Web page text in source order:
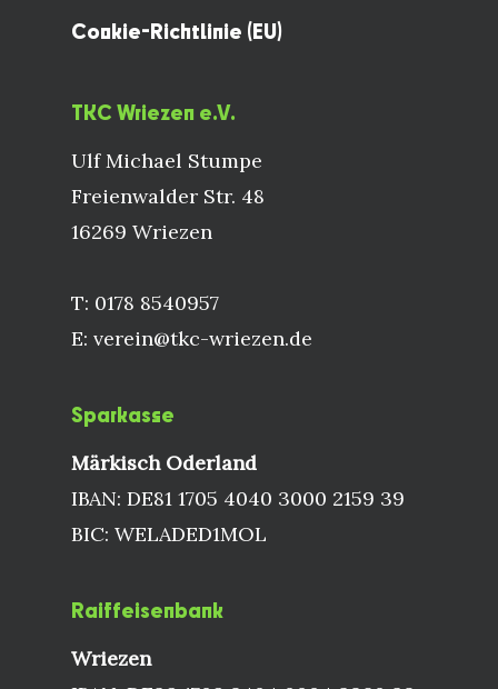
Cookie-Richtlinie (EU)
TKC Wriezen e.V.
Ulf Michael Stumpe
Freienwalder Str. 48
16269 Wriezen
T: 0178 8540957
E: verein@tkc-wriezen.de
Sparkasse
Märkisch Oderland
IBAN: DE81 1705 4040 3000 2159 39
BIC: WELADED1MOL
Raiffeisenbank
Wriezen